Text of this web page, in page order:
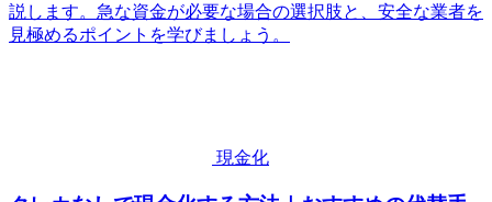
説します。急な資金が必要な場合の選択肢と、安全な業者を
見極めるポイントを学びましょう。
現金化